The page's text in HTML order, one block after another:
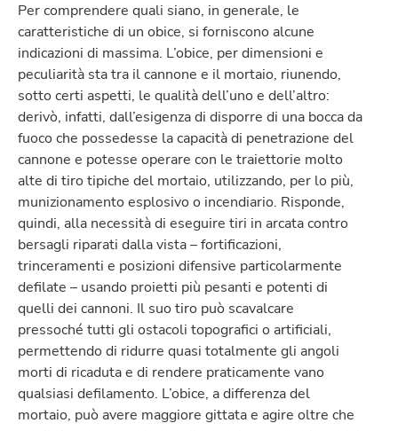
Per comprendere quali siano, in generale, le
caratteristiche di un obice, si forniscono alcune
indicazioni di massima. L’obice, per dimensioni e
peculiarità sta tra il cannone e il mortaio, riunendo,
sotto certi aspetti, le qualità dell’uno e dell’altro:
derivò, infatti, dall’esigenza di disporre di una bocca da
fuoco che possedesse la capacità di penetrazione del
cannone e potesse operare con le traiettorie molto
alte di tiro tipiche del mortaio, utilizzando, per lo più,
munizionamento esplosivo o incendiario. Risponde,
quindi, alla necessità di eseguire tiri in arcata contro
bersagli riparati dalla vista – fortificazioni,
trinceramenti e posizioni difensive particolarmente
defilate – usando proietti più pesanti e potenti di
quelli dei cannoni. Il suo tiro può scavalcare
pressoché tutti gli ostacoli topografici o artificiali,
permettendo di ridurre quasi totalmente gli angoli
morti di ricaduta e di rendere praticamente vano
qualsiasi defilamento. L’obice, a differenza del
mortaio, può avere maggiore gittata e agire oltre che